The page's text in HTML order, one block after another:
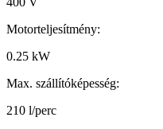
Motorteljesítmény:
0.25 kW
Max. szállítóképesség:
210 l/perc